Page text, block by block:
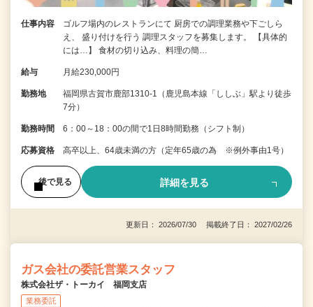
仕事内容
ゴルフ場内のレストランにて 厨房での調理業務や下ごしら
え、 盛り付けを行う 調理スタッフを募集します。 【具体的
には…】 食材の切り込み、料理の簡…
給与 月給230,000円
勤務地
福岡県古賀市鹿部1310-1（鹿児島本線「ししぶ」駅より徒歩
7分）
勤務時間 6：00～18：00の間で1日8時間勤務（シフト制）
応募資格 高卒以上、64歳未満の方（定年65歳の為 ※例外事由1号）
後で見る 詳細を見る
更新日： 2026/07/30 掲載終了日： 2027/02/26
ガス会社の委託営業スタッフ
株式会社ザ・トーカイ 福岡支店
業務委託